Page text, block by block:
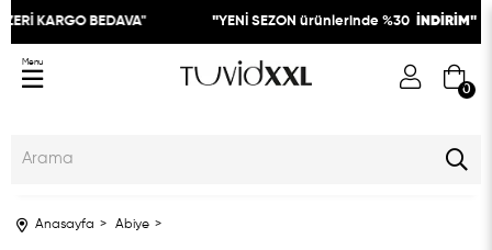
KARGO BEDAVA" YENİ SEZON ürünlerinde %30İNDİRİM"
0
Menu
Anasayfa Abiye